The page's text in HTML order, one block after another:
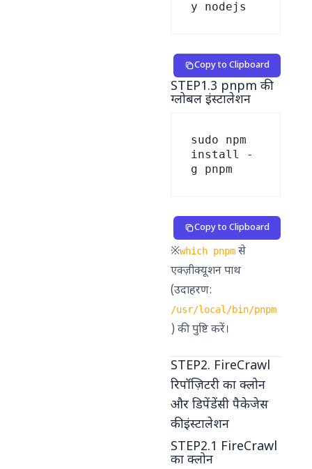
Copy to Clipboard
STEP1.3 pnpm की
ग्लोबल इंस्टालेशन
sudo npm
install -
Copy to Clipboard
※which pnpm से
एक्ज़ीक्यूशन पाथ
(उदाहरण:
/usr/local/bin/pnpm
) की पुष्टि करें।
STEP2. FireCrawl
रिपॉज़िटरी का क्लोन
और डिपेंडेंसी पैकेजेस
की इंस्टालेशन
STEP2.1 FireCrawl
का क्लोन